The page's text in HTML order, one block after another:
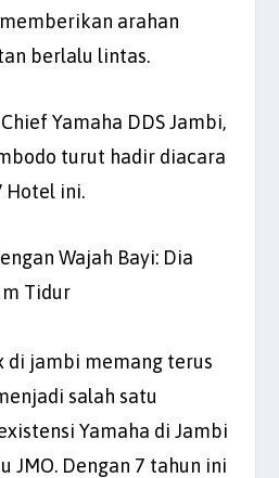
arahan
berlalu lintas.
Yamaha DDS Jambi,
turut hadir diacara
Hotel ini.
Wajah Bayi: Dia
Tidur
di jambi memang terus
salah satu
Yamaha di Jambi
JMO. Dengan 7 tahun ini